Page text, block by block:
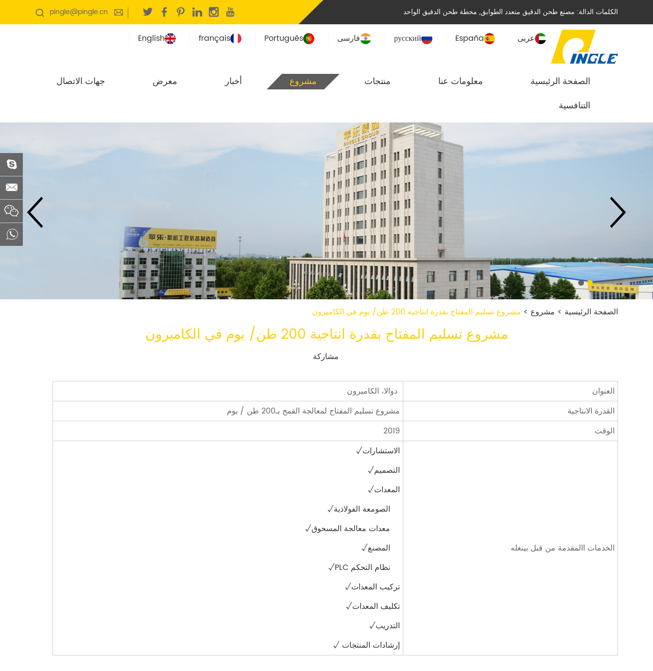
pingle@pingle.cn الكلمات الدالة: مصنع طحن الدقيق متعدد الطوابق, محطة طحن الدقيق الواحد
عربى España
русский فارسی Português
français
English
الصفحة الرئيسية معلومات عنا منتجات مشروع أخبار معرض
جهات الاتصال
التنافسية
الصفحة الرئيسية > مشروع > مشروع تسليم المفتاح بقدرة انتاجية 200 طن/ يوم في الكاميرون
مشروع تسليم المفتاح بقدرة انتاجية 200 طن/ يوم في الكاميرون
مشاركة
العنوان
دوالا، الكاميرون
القدرة الانتاجية
مشروع تسليم المفتاح لمعالجة القمح بـ200 طن / يوم
الوقت
2019
الخدمات االمقدمة من قبل بينغله
الاستشارات√
التصميم√
المعدات√
الصومعة الفولاذية√
معدات معالجة المسحوق√
المصنع√
نظام التحكم PLC√
تركيب المعدات√
تكليف المعدات√
التدريب√
إرشادات المنتجات √